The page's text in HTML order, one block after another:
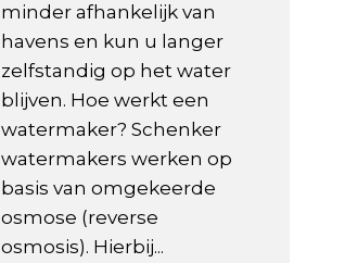
minder afhankelijk van
havens en kun u langer
zelfstandig op het water
blijven. Hoe werkt een
watermaker? Schenker
watermakers werken op
basis van omgekeerde
osmose (reverse
osmosis). Hierbij...